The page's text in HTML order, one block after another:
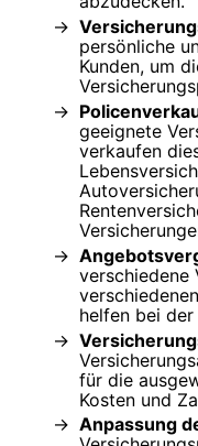
persönliche
Kunden, um
geeignete
verkaufen
verschiedene
helfen bei
für die
Kosten und
Anpassung